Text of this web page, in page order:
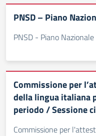
PNSD – Piano
PNSD - Piano
Commissione per
della lingua italiana
periodo / Sessione
Commissione per